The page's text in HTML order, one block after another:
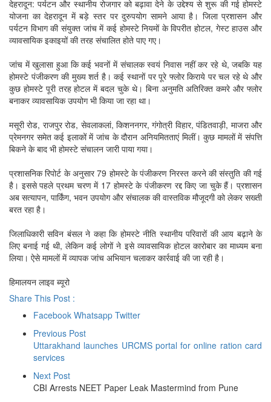
देहरादून: पर्यटन और स्थानीय रोजगार को बढ़ावा देने के उद्देश्य से शुरू की गई होमस्टे
योजना का देहरादून में बड़े स्तर पर दुरुपयोग सामने आया है। जिला प्रशासन और
पर्यटन विभाग की संयुक्त जांच में कई होमस्टे नियमों के विपरीत होटल, गेस्ट हाउस और
व्यावसायिक इकाइयों की तरह संचालित होते पाए गए।
जांच में खुलासा हुआ कि कई भवनों में संचालक स्वयं निवास नहीं कर रहे थे, जबकि यह
होमस्टे पंजीकरण की मुख्य शर्त है। कई स्थानों पर पूरे फ्लोर किराये पर चल रहे थे और
कुछ होमस्टे पूरी तरह होटल में बदल चुके थे। बिना अनुमति अतिरिक्त कमरे और फ्लोर
बनाकर व्यावसायिक उपयोग भी किया जा रहा था।
मसूरी रोड, राजपुर रोड, सेवलाकलां, किशननगर, गंगोत्री विहार, पंडितवाड़ी, माजरा और
प्रेमनगर समेत कई इलाकों में जांच के दौरान अनियमितताएं मिलीं। कुछ मामलों में संपत्ति
बिकने के बाद भी होमस्टे संचालन जारी पाया गया।
प्रशासनिक रिपोर्ट के अनुसार 79 होमस्टे के पंजीकरण निरस्त करने की संस्तुति की गई
है। इससे पहले प्रथम चरण में 17 होमस्टे के पंजीकरण रद्द किए जा चुके हैं। प्रशासन
अब सत्यापन, पार्किंग, भवन उपयोग और संचालक की वास्तविक मौजूदगी को लेकर सख्ती
बरत रहा है।
जिलाधिकारी सविन बंसल ने कहा कि होमस्टे नीति स्थानीय परिवारों की आय बढ़ाने के
लिए बनाई गई थी, लेकिन कई लोगों ने इसे व्यावसायिक होटल कारोबार का माध्यम बना
लिया। ऐसे मामलों में व्यापक जांच अभियान चलाकर कार्रवाई की जा रही है।
हिमालयन लाइव ब्यूरो
Share This Post :
Facebook Whatsapp Twitter
Previous Post
Uttarakhand launches URCMS portal for online ration card
services
Next Post
CBI Arrests NEET Paper Leak Mastermind from Pune